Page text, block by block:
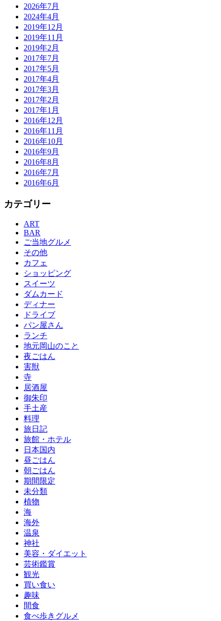
2026年7月
2024年4月
2019年12月
2019年11月
2019年2月
2017年7月
2017年5月
2017年4月
2017年3月
2017年2月
2017年1月
2016年12月
2016年11月
2016年10月
2016年9月
2016年8月
2016年7月
2016年6月
カテゴリー
ART
BAR
ご当地グルメ
その他
カフェ
ショッピング
スイーツ
ダムカード
ディナー
ドライブ
パン屋さん
ランチ
地元岡山のこと
夜ごはん
害獣
寺
居酒屋
御朱印
手土産
料理
旅日記
旅館・ホテル
日本国内
昼ごはん
朝ごはん
期間限定
未分類
植物
海
海外
温泉
神社
美容・ダイエット
芸術鑑賞
観光
買い食い
趣味
間食
食べ歩きグルメ